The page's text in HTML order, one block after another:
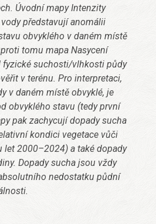
Úvodní mapy Intenzity
představují anomálii
obvyklého v daném místě
tomu mapa Nasycení
fyzické suchosti/vlhkosti půdy
v terénu. Pro interpretaci,
v daném místě obvyklé, je
obvyklého stavu (tedy první
pak zachycují dopady sucha
kondici vegetace vůči
2000–2024) a také dopady
Dopady sucha jsou vždy
nedostatku půdní